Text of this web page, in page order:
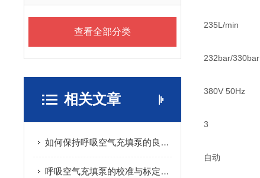
查看全部分类
相关文章
如何保持呼吸空气充填泵的良好工作状态？
呼吸空气充填泵的校准与标定方法
235L/min
232bar/330bar
380V 50Hz
3
自动